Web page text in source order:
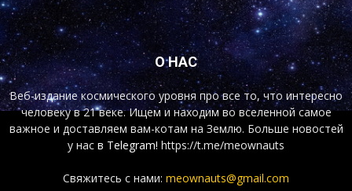
О НАС
Веб-издание космического уровня про все то, что интересно
человеку в 21 веке. Ищем и находим во вселенной самое
важное и доставляем вам-котам на Землю. Больше новостей
у нас в Telegram! https://t.me/meownauts
Свяжитесь с нами: meownauts@gmail.com